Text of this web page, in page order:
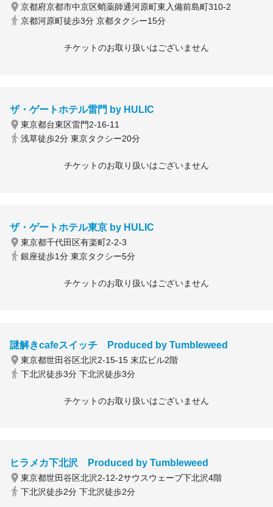
京都府京都市中京区蛸薬師通河原町東入備前島町310-2
京都河原町徒歩3分 京都タクシー15分
チケットのお取り扱いはございません
ザ・ゲートホテル雷門 by HULIC
東京都台東区雷門2-16-11
浅草徒歩2分 東京タクシー20分
チケットのお取り扱いはございません
ザ・ゲートホテル東京 by HULIC
東京都千代田区有楽町2-2-3
銀座徒歩1分 東京タクシー5分
チケットのお取り扱いはございません
謎解きcafeスイッチ Produced by Tumbleweed
東京都世田谷区北沢2-15-15 末広ビル2階
下北沢徒歩3分 下北沢徒歩3分
チケットのお取り扱いはございません
ヒラメカ下北沢 Produced by Tumbleweed
東京都世田谷区北沢2-12-2サウスウェーブ下北沢4階
下北沢徒歩2分 下北沢徒歩2分